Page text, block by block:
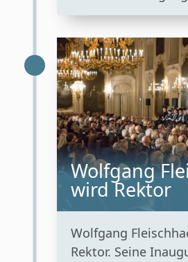
Wolfgang
wird Rektor
Wolfgang
Rektor. Seine